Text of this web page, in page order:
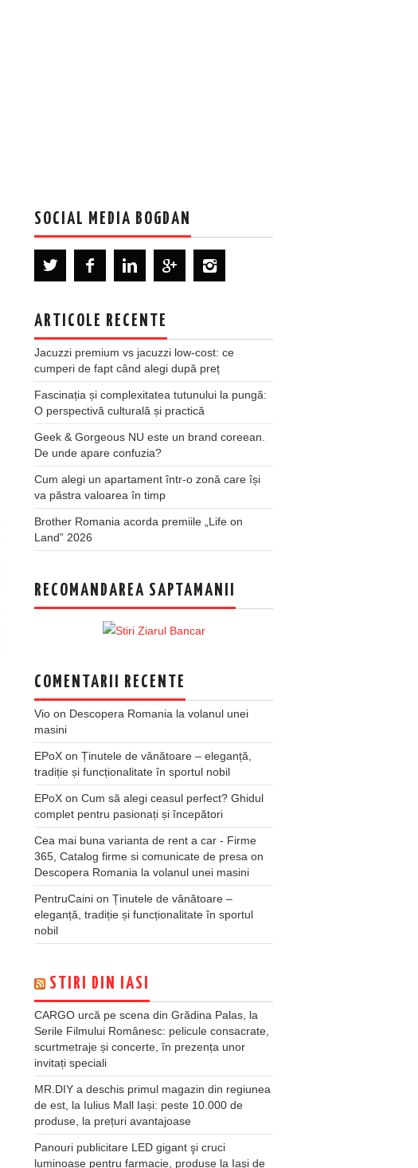
SOCIAL MEDIA BOGDAN
ARTICOLE RECENTE
Jacuzzi premium vs jacuzzi low-cost: ce
cumperi de fapt când alegi după preț
Fascinația și complexitatea tutunului la pungă:
O perspectivă culturală și practică
Geek & Gorgeous NU este un brand coreean.
De unde apare confuzia?
Cum alegi un apartament într-o zonă care își
va păstra valoarea în timp
Brother Romania acorda premiile „Life on
Land” 2026
RECOMANDAREA SAPTAMANII
COMENTARII RECENTE
Vio on Descopera Romania la volanul unei
masini
EPoX on Ținutele de vânătoare – eleganță,
tradiție și funcționalitate în sportul nobil
EPoX on Cum să alegi ceasul perfect? Ghidul
complet pentru pasionați și începători
Cea mai buna varianta de rent a car - Firme
365, Catalog firme si comunicate de presa on
Descopera Romania la volanul unei masini
PentruCaini on Ținutele de vânătoare –
eleganță, tradiție și funcționalitate în sportul
nobil
STIRI DIN IASI
CARGO urcă pe scena din Grădina Palas, la
Serile Filmului Românesc: pelicule consacrate,
scurtmetraje și concerte, în prezența unor
invitați speciali
MR.DIY a deschis primul magazin din regiunea
de est, la Iulius Mall Iași: peste 10.000 de
produse, la prețuri avantajoase
Panouri publicitare LED gigant şi cruci
luminoase pentru farmacie, produse la Iaşi de